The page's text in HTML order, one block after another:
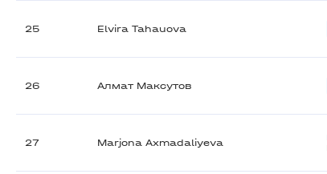
25 Elvira Tahauova
26 Алмат Максутов
27 Marjona Axmadaliyeva